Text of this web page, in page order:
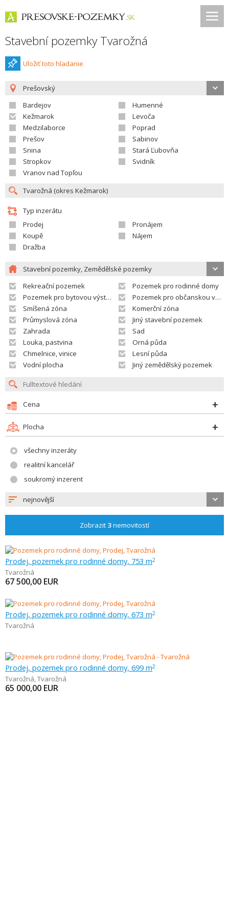
Stavební pozemky Tvarožná
Uložiť toto hladanie
Prešovský
Bardejov
Humenné
Kežmarok
Levoča
Medzilaborce
Poprad
Prešov
Sabinov
Snina
Stará Ľubovňa
Stropkov
Svidník
Vranov nad Topľou
Typ inzerátu
Prodej
Pronájem
Koupě
Nájem
Dražba
Stavební pozemky, Zemědělské pozemky
Rekreační pozemek
Pozemek pro rodinné domy
Pozemek pro bytovou výstavbu
Pozemek pro občanskou vybavenost
Smíšená zóna
Komerční zóna
Průmyslová zóna
Jiný stavební pozemek
Zahrada
Sad
Louka, pastvina
Orná půda
Chmelnice, vinice
Lesní půda
Vodní plocha
Jiný zemědělský pozemek
Cena
Plocha
všechny inzeráty
realitní kancelář
soukromý inzerent
nejnovější
Zobrazit 3nemovitostí
Prodej, pozemek pro rodinné domy, 753 m2
Tvarožná
67 500,00 EUR
Prodej, pozemek pro rodinné domy, 673 m2
Tvarožná
Prodej, pozemek pro rodinné domy, 699 m2
Tvarožná,Tvarožná
65 000,00 EUR